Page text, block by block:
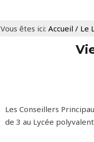
Vous êtes ici: Accueil / Le
Les Conseillers
de 3 au Lycée polyvalent